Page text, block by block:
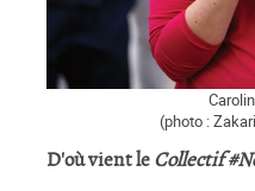
(photo :
D'où vient le Collectif